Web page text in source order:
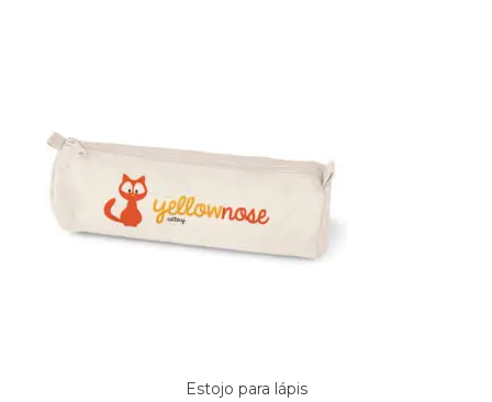
Estojo para lápis